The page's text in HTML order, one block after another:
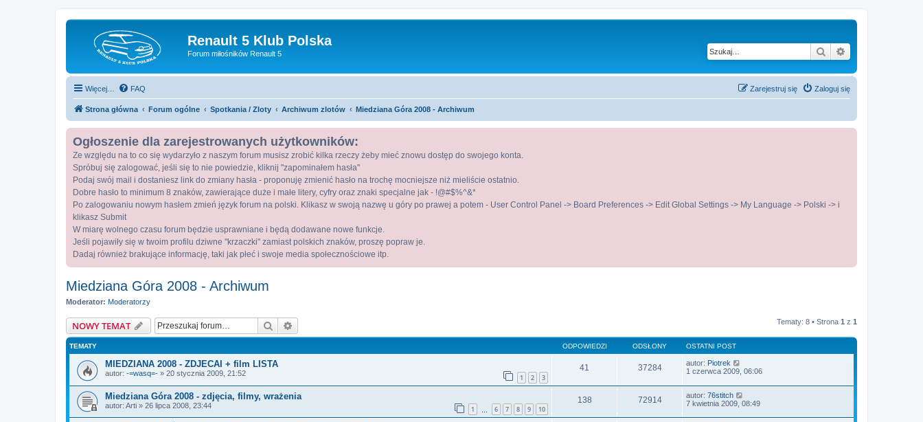
Renault 5 Klub Polska
Forum miłośników Renault 5 Szukaj
Więcej… FAQ Zaloguj się
Zarejestruj się
Strona główna Forum ogólne Spotkania / Zloty Archiwum zlotów Miedziana Góra 2008 - Archiwum
Ogłoszenie dla zarejestrowanych użytkowników:
Ze względu na to co się wydarzyło z naszym forum musisz zrobić kilka rzeczy żeby mieć znowu dostęp do swojego konta.
Spróbuj się zalogować, jeśli się to nie powiedzie, kliknij "zapominałem hasła"
Podaj swój mail i dostaniesz link do zmiany hasła - proponuję zmienić hasło na trochę mocniejsze niż mieliście ostatnio.
Dobre hasło to minimum 8 znaków, zawierające duże i małe litery, cyfry oraz znaki specjalne jak - !@#$%^&*
Po zalogowaniu nowym hasłem zmień język forum na polski. Klikasz w swoją nazwę u góry po prawej a potem - User Control Panel -> Board Preferences -> Edit Global Settings -> My Language -> Polski -> i
klikasz Submit
W miarę wolnego czasu forum będzie usprawniane i będą dodawane nowe funkcje.
Jeśli pojawiły się w twoim profilu dziwne "krzaczki" zamiast polskich znaków, proszę popraw je.
Dadaj również brakujące informację, taki jak płeć i swoje media społecznościowe itp.
Miedziana Góra 2008 - Archiwum
Moderator: Moderatorzy
NOWY TEMAT Szukaj Tematy: 8 • Strona 1 z 1
TEMATY ODPOWIEDZI ODSŁONY OSTATNI POST
MIEDZIANA 2008 - ZDJECAI + film LISTA
autor: -=wasq=- » 20 stycznia 2009, 21:52 1 2 3
41 37284 autor: Piotrek
1 czerwca 2009, 06:06
Miedziana Góra 2008 - zdjęcia, filmy, wrażenia
autor: Arti » 26 lipca 2008, 23:44 1 6 7 8 9 10
138 72914 autor: 76stitch
7 kwietnia 2009, 08:49